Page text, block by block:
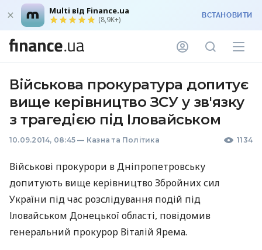
Multi від Finance.ua
(8,9K+) ВСТАНОВИТИ
Військова прокуратура допитує
вище керівництво ЗСУ у зв'язку
з трагедією під Іловайськом
10.09.2014, 08:45 — Казна та Політика 1134
Військові прокурори в Дніпропетровську
допитують вище керівництво Збройних сил
України під час розслідування подій під
Іловайськом Донецької області, повідомив
генеральний прокурор Віталій Ярема.